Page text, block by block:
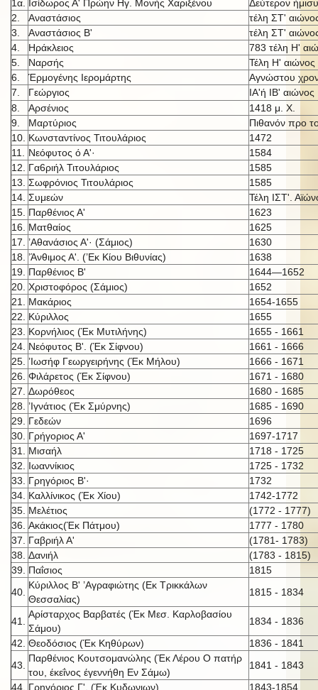
1α. Ισίδωρος Α' Πρώην Ηγ. Μονής Χαριξένου
Δεύτερον
2.
Αναστάσιος
τέλη ΣΤ'
3.
Αναστάσιος Β'
τέλη ΣΤ'
4.
Ηράκλειος
783 τέλη Η'
5.
Ναρσής
Τέλη Η' αιώνος
6.
Έρμογένης Ιερομάρτης
Αγνώστου
7.
Γεώργιος ΙΑ'ή IB' αιώνος
8.
Αρσένιος
1418 μ. X.
9.
Μαρτύριος
Πιθανόν προ
10. Κωνσταντίνος Τιτουλάριος
1472
11.
Νεόφυτος ό Α'·
1584
12.
Γα6ριήλ Τιτουλάριος
1585
13. Σωφρόνιος Τιτουλάριος
1585
14. Συμεών
Τέλη ΙΣΤ'.
15. Παρθένιος Α'
1623
16.
Ματθαίος
1625
17.
’Αθανάσιος Α'· (Σάμιος)
1630
18.
’Άνθιμος Α'. (’Εκ Κίου Βιθυνίας)
1638
19. Παρθένιος Β'
1644—1652
20. Χριστοφόρος (Σάμιος)
1652
21.
Μακάριος
1654-1655
22.
Κύριλλος
1655
23.
Κορνήλιος (Έκ Μυτιλήνης)
1655 - 1661
24. Νεόφυτος Β'. (Έκ Σίφνου)
1661 - 1666
25. ’Ιωσήφ Γεωργειρήνης (Έκ Μήλου)
1666 - 1671
26. Φιλάρετος (Έκ Σίφνου)
1671 - 1680
27. Δωρόθεος
1680 - 1685
28.
’Ιγνάτιος (Έκ Σμύρνης)
1685 - 1690
29. Γεδεών
1696
30. Γρήγοριος Α'
1697-1717
31.
Μισαήλ
1718 - 1725
32.
Ιωαννίκιος
1725 - 1732
33.
Γρηγόριος Β'·
1732
34. Καλλίνικος (Έκ Χίου)
1742-1772
35. Μελέτιος
(1772 - 1777)
36. Ακάκιος(Έκ Πάτμου)
1777 - 1780
37.
Γαβριήλ Α'
(1781- 1783)
38. Δανιήλ
(1783 - 1815)
39. Παΐσιος
1815
40.
Κύριλλος Β' ’Αγραφιώτης (Εκ Τρικκάλων
Θεσσαλίας)
1815 - 1834
41.
Αρίσταρχος Βαρβατές (Έκ Μεσ. Καρλοβασίου
Σάμου)
1834 - 1836
42. Θεοδόσιος (Έκ Κηθύρων)
1836 - 1841
43.
Παρθένιος Κουτσομανώλης (Έκ Λέρου Ο πατήρ
του, έκεΐνος έγεννήθη Εν Σάμω)
1841 - 1843
44. Γρηγόριος Γ'. (Έκ Κυδωνιων)
1843-1854